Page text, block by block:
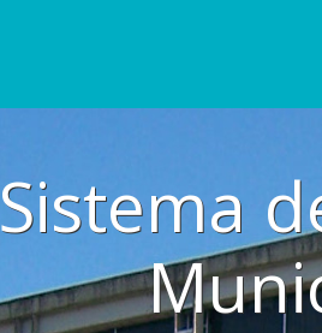
Sistema